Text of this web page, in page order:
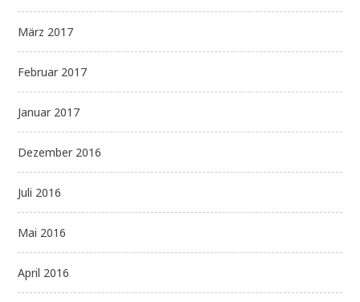
März 2017
Februar 2017
Januar 2017
Dezember 2016
Juli 2016
Mai 2016
April 2016